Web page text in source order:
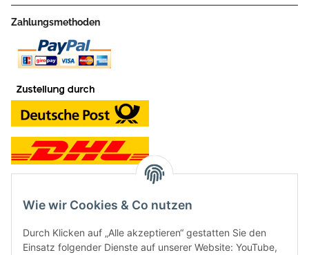
Zahlungsmethoden
Neben dem Onlineshop haben wir ein Ladengeschäft in Hütten:
Wie wir Cookies & Co nutzen
Durch Klicken auf „Alle akzeptieren“ gestatten Sie den
Einsatz folgender Dienste auf unserer Website: YouTube,